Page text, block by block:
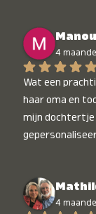
4
Wat een
haar oma en
mijn dochtertje
4